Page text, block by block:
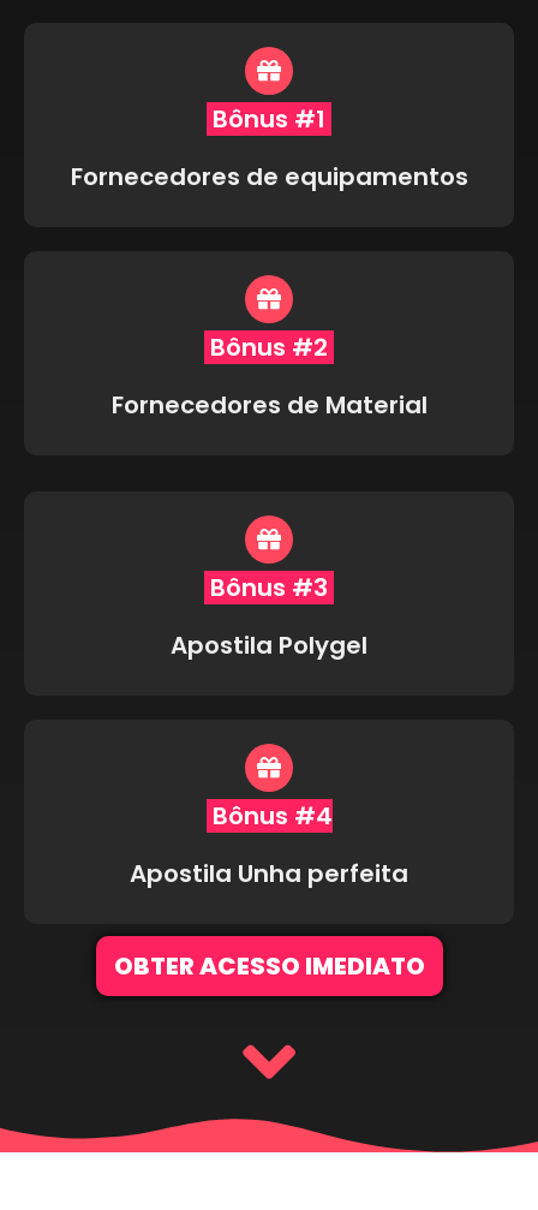
Bônus #1
Fornecedores de equipamentos
Bônus #2
Fornecedores de Material
Bônus #3
Apostila Polygel
Bônus #4
Apostila Unha perfeita
OBTER ACESSO IMEDIATO